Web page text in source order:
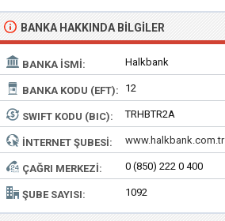
BANKA HAKKINDA BILGILER
BANKA İSMI: Halkbank
BANKA KODU (EFT): 12
SWIFT KODU (BIC): TRHBTR2A
İNTERNET ŞUBESI: www.halkbank.com.tr
ÇAĞRI MERKEZI: 0 (850) 222 0 400
ŞUBE SAYISI: 1092